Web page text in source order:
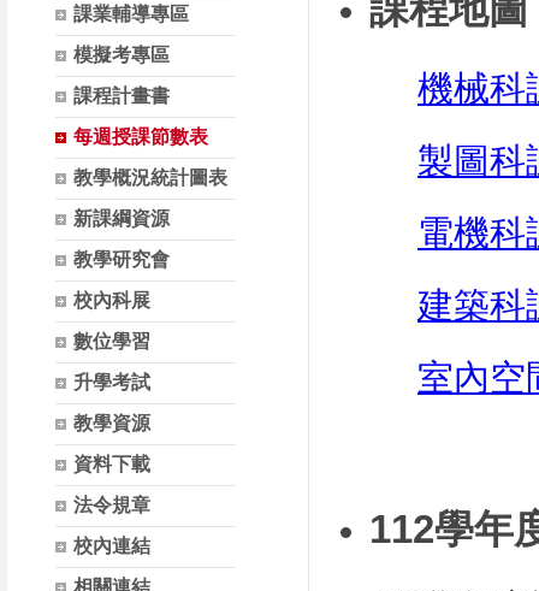
課業輔導專區
模擬考專區
課程計畫書
每週授課節數表
教學概況統計圖表
新課綱資源
教學研究會
校內科展
數位學習
升學考試
教學資源
資料下載
法令規章
校內連結
相關連結
機械科
製圖科
電機科
建築科
室內空
112學年